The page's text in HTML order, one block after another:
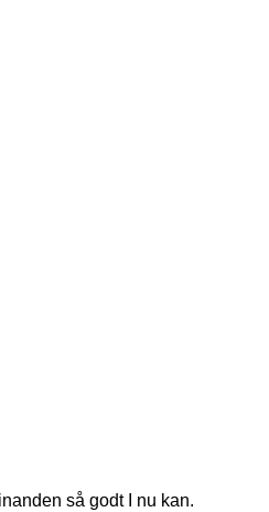
så godt I nu kan.